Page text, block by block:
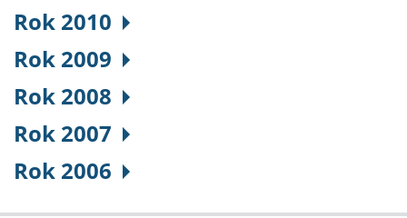
Rok 2010
Rok 2009
Rok 2008
Rok 2007
Rok 2006